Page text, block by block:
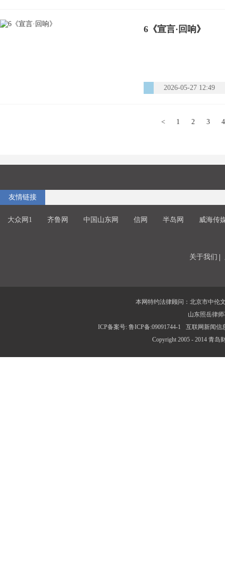
6《宣言·回响》
2026-05-27 12:49
< 1 2 3 4
友情链接
大众网1 齐鲁网 中国山东网 信网 半岛网 威海传
关于我们
本网特约法律顾问：北京市中伦
山东照岳律
ICP备案号: 鲁ICP备:09091744-1
互联网新闻信
Copyright 2005 - 2014 青岛